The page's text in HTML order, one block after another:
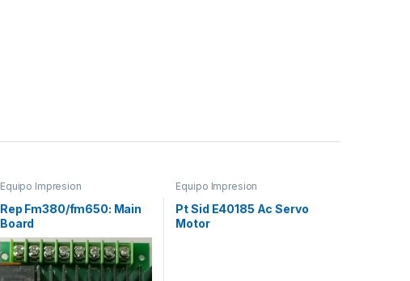
Equipo Impresion
Rep Fm380/fm650: Main
Board
Equipo Impresion
Pt Sid E40185 Ac Servo
Motor